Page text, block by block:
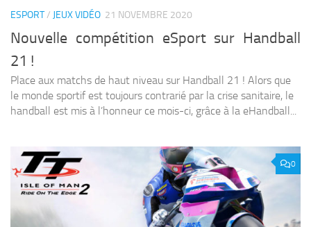
ESPORT/ JEUX VIDÉO 21 NOVEMBRE 2020
Nouvelle compétition eSport sur Handball
21 !
Place aux matchs de haut niveau sur Handball 21 ! Alors que
le monde sportif est toujours contrarié par la crise sanitaire, le
handball est mis à l’honneur ce mois-ci, grâce à la eHandball...
0